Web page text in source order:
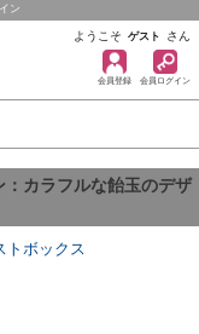
ン
ようこそ ゲスト さん
会員登録 会員ログイン
カラフルな飴玉のデザ
トボックス